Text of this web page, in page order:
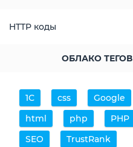
HTTP коды
ОБЛАКО ТЕГОВ
1С css
Google
html
php
PHP
SEO
TrustRank